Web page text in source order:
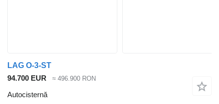
LAG O-3-ST
94.700 EUR
≈ 496.900 RON
Autocisternă